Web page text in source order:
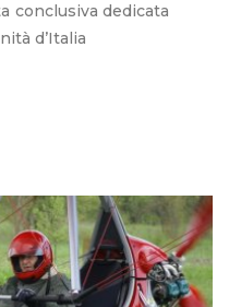
conclusiva dedicata
d’Italia